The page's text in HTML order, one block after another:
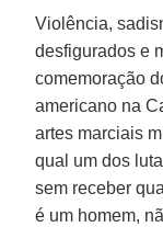
Violência,
desfigurados e
comemoração
americano na
artes marciais
qual um dos
sem receber
é um homem,